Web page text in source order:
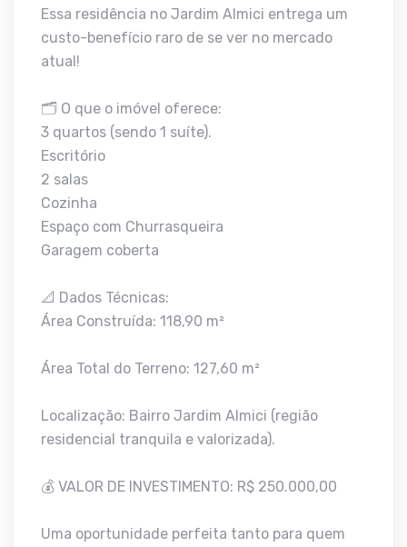
Essa residência no Jardim Almici entrega um
custo-benefício raro de se ver no mercado
atual!
🗂️ O que o imóvel oferece:
3 quartos (sendo 1 suíte).
Escritório
2 salas
Cozinha
Espaço com Churrasqueira
Garagem coberta
📐 Dados Técnicas:
Área Construída: 118,90 m²
Área Total do Terreno: 127,60 m²
Localização: Bairro Jardim Almici (região
residencial tranquila e valorizada).
💰 VALOR DE INVESTIMENTO: R$ 250.000,00
Uma oportunidade perfeita tanto para quem